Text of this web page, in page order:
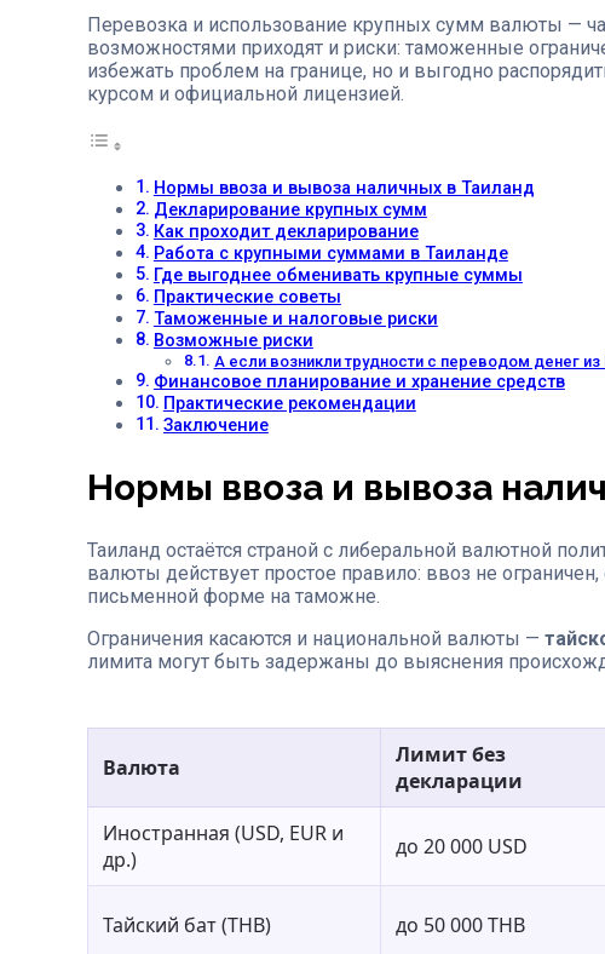
Перевозка и использование крупных сумм валюты —
возможностями приходят и риски: таможенные
избежать проблем на границе, но и выгодно
курсом и официальной лицензией.
Нормы ввоза и вывоза наличных в Таиланд
Декларирование крупных сумм
Как проходит декларирование
Работа с крупными суммами в Таиланде
Где выгоднее обменивать крупные суммы
Практические советы
Таможенные и налоговые риски
Возможные риски
А если возникли трудности с переводом денег
Финансовое планирование и хранение средств
Практические рекомендации
Заключение
Нормы ввоза и вывоза
Таиланд остаётся страной с либеральной валютной
валюты действует простое правило: ввоз не
письменной форме на таможне.
Ограничения касаются и национальной валюты —
лимита могут быть задержаны до выяснения
Валюта
Лимит без
декларации
Иностранная (USD, EUR и
др.)
до 20 000 USD
Тайский бат (THB) до 50 000 THB